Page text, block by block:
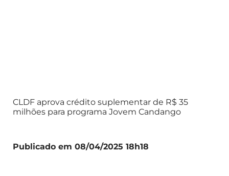
CLDF aprova crédito suplementar de R$ 35
milhões para programa Jovem Candango
Publicado em 08/04/2025 18h18